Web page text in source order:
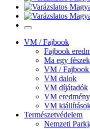
VM / Fajbook
Fajbook
Ma egy
VM /
VM dalok
VM díjátadók
VM
VM
Természetvédelem
Nemzeti